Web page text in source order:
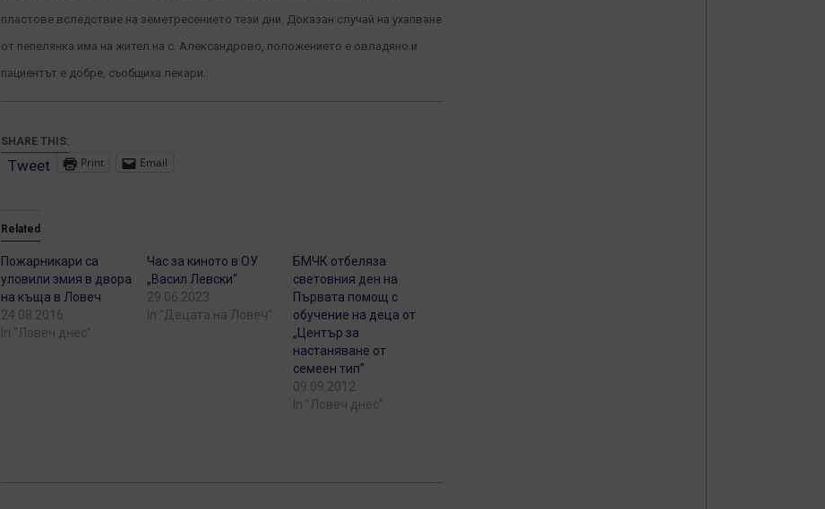
пластове вследствие на земетресението тези дни. Доказан случай на ухапване
от пепелянка има на жител на с. Александрово, положението е овладяно и
пациентът е добре, съобщиха лекари.
SHARE THIS:
Tweet Print Email
Related
Пожарникари са
уловили змия в двора
на къща в Ловеч
24.08.2016
In "Ловеч днес"
Час за киното в ОУ
„Васил Левски“
29.06.2023
In "Децата на Ловеч"
БМЧК отбеляза
световния ден на
Първата помощ с
обучение на деца от
„Център за
настаняване от
семеен тип”
09.09.2012
In "Ловеч днес"